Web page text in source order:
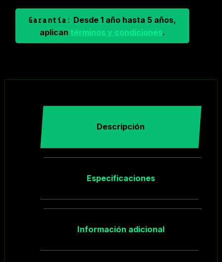
Garantía: Desde 1 año hasta 5 años,
aplican términos y condiciones.
Descripción
Especificaciones
Información adicional